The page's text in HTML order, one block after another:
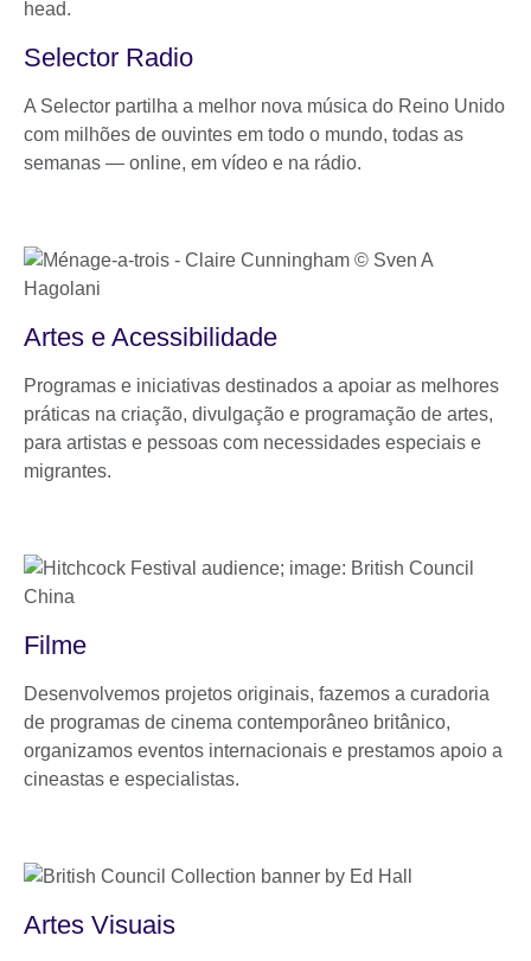
Selector Radio
A Selector partilha a melhor nova música do Reino Unido
com milhões de ouvintes em todo o mundo, todas as
semanas — online, em vídeo e na rádio.
Artes e Acessibilidade
Programas e iniciativas destinados a apoiar as melhores
práticas na criação, divulgação e programação de artes,
para artistas e pessoas com necessidades especiais e
migrantes.
Filme
Desenvolvemos projetos originais, fazemos a curadoria
de programas de cinema contemporâneo britânico,
organizamos eventos internacionais e prestamos apoio a
cineastas e especialistas.
Artes Visuais